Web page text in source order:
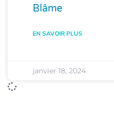
Blâme
EN SAVOIR PLUS
janvier 18, 2024